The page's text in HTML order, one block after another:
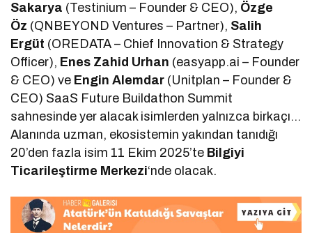
Sakarya (Testinium – Founder & CEO), Özge
Öz (QNBEYOND Ventures – Partner), Salih
Ergüt (OREDATA – Chief Innovation & Strategy
Officer), Enes Zahid Urhan (easyapp.ai – Founder
& CEO) ve Engin Alemdar (Unitplan – Founder &
CEO) SaaS Future Buildathon Summit
sahnesinde yer alacak isimlerden yalnızca birkaçı…
Alanında uzman, ekosistemin yakından tanıdığı
20’den fazla isim 11 Ekim 2025’te Bilgiyi
Ticarileştirme Merkezi‘nde olacak.